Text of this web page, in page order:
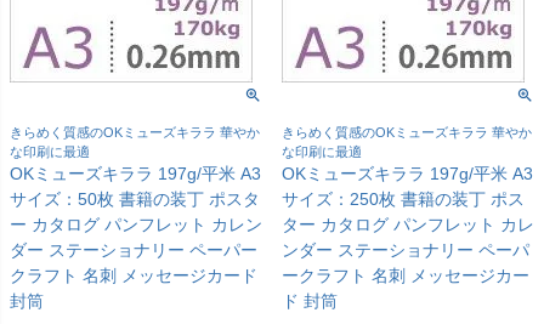
きらめく質感のOKミューズキララ 華やか
な印刷に最適
OKミューズキララ 197g/平米 A3
サイズ：50枚 書籍の装丁 ポスタ
ー カタログ パンフレット カレン
ダー ステーショナリー ペーパー
クラフト 名刺 メッセージカード
封筒
きらめく質感のOKミューズキララ 華やか
な印刷に最適
OKミューズキララ 197g/平米 A3
サイズ：250枚 書籍の装丁 ポス
ター カタログ パンフレット カレ
ンダー ステーショナリー ペーパ
ークラフト 名刺 メッセージカー
ド 封筒